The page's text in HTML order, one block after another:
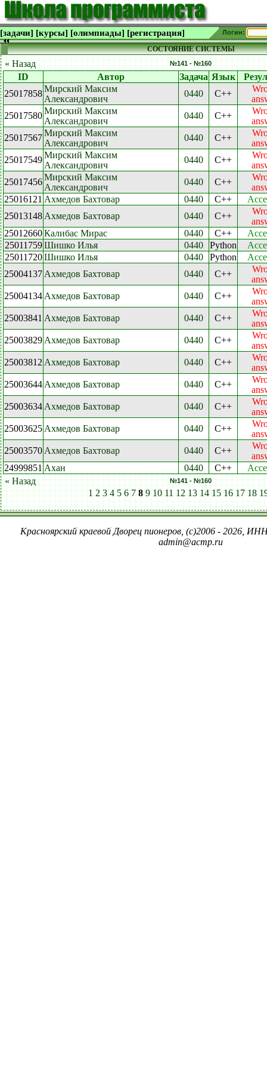
[задачи] [курсы] [олимпиады] [регистрация] Логин:
СОСТОЯНИЕ СИСТЕМЫ
« Назад №141 - №160
ID Автор Задача Язык
25017858Мирский Максим
Александрович
0440 C++
25017580Мирский Максим
Александрович
0440 C++
25017567Мирский Максим
Александрович
0440 C++
25017549Мирский Максим
Александрович
0440 C++
25017456Мирский Максим
Александрович
0440 C++
25016121 Ахмедов Бахтовар 0440 C++
25013148 Ахмедов Бахтовар 0440 C++
25012660Калибас Мирас 0440 C++
25011759 Шишко Илья 0440 Python
25011720 Шишко Илья 0440 Python
25004137 Ахмедов Бахтовар 0440 C++
25004134 Ахмедов Бахтовар 0440 C++
25003841 Ахмедов Бахтовар 0440 C++
25003829 Ахмедов Бахтовар 0440 C++
25003812 Ахмедов Бахтовар 0440 C++
25003644 Ахмедов Бахтовар 0440 C++
25003634 Ахмедов Бахтовар 0440 C++
25003625 Ахмедов Бахтовар 0440 C++
25003570 Ахмедов Бахтовар 0440 C++
24999851 Ахан 0440 C++
« Назад
№141 - №160
1 2 3 4 5 6 7 8 9 10 11 12 13 14 15 16 17 18
Красноярский краевой Дворец пионеров, (c)2006 - 2026,
admin@acmp.ru